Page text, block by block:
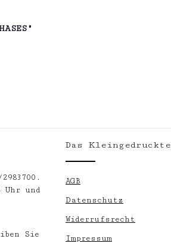
und
Sie
Das Kleingedruckte
AGB
Datenschutz
Widerrufsrecht
Impressum